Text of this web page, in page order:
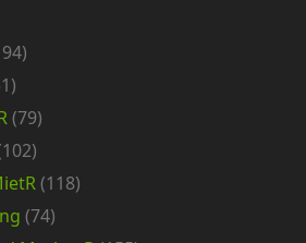
(79)
(118)
(74)